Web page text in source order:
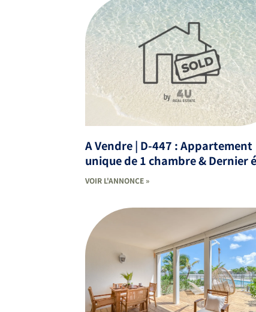
A Vendre | D-447 : Appartement
unique de 1 chambre & Dernier
VOIR L'ANNONCE »